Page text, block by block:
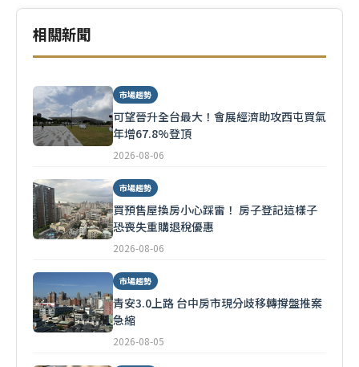
相關新聞
市場趨勢
可望晉升全台最大！會展經濟助攻西屯買氣
年增67.8%登頂
2026-08-06
市場趨勢
買預售屋換房小心踩雷！ 房子登記這樣子
恐喪失重購退稅優惠
2026-08-06
市場趨勢
青安3.0上路 台中房市現分歧移轉撐盤推案
急縮
2026-08-05